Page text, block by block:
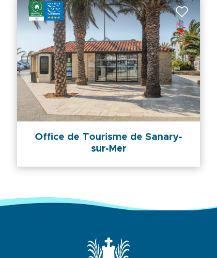
Office de Tourisme de Sanary-
sur-Mer